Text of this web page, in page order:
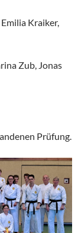
Kraiker,
Zub, Jonas
Prüfung.